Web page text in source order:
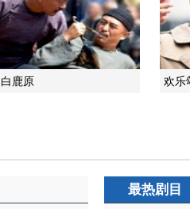
白鹿原 欢乐
最热剧目